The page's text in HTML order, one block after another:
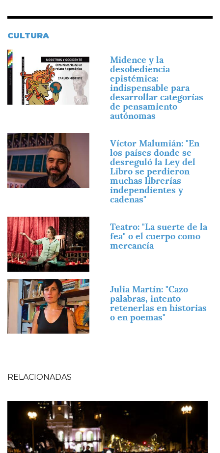
CULTURA
Imagen
Midence y la
desobediencia
epistémica:
indispensable para
desarrollar categorías
de pensamiento
autónomas
Imagen
Víctor Malumián: "En
los países donde se
desreguló la Ley del
Libro se perdieron
muchas librerías
independientes y
cadenas"
Imagen
Teatro: "La suerte de la
fea" o el cuerpo como
mercancía
Imagen
Julia Martín: "Cazo
palabras, intento
retenerlas en historias
o en poemas"
RELACIONADAS